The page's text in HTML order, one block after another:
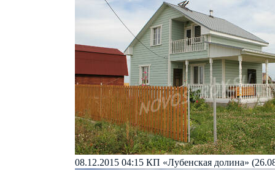
08.12.2015 04:15 КП «Лубенская долина»